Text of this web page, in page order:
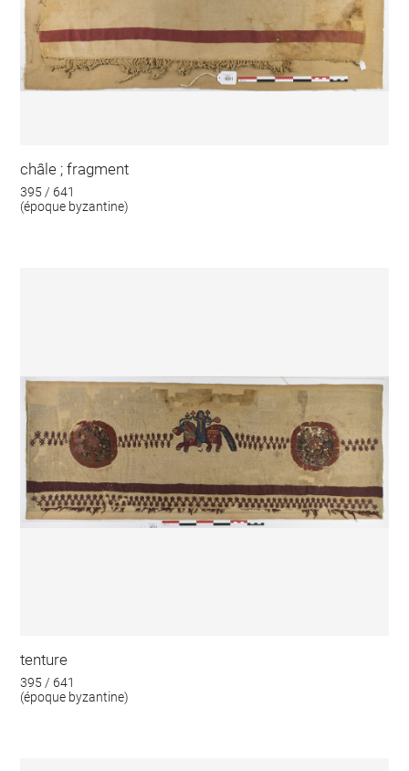
châle ; fragment
395 / 641
(époque byzantine)
tenture
395 / 641
(époque byzantine)